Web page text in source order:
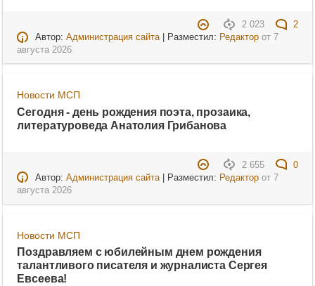
2 023
2
Автор: Администрация сайта| Разместил: Редакторот 7
августа 2026
Новости МСП
Сегодня - день рождения поэта, прозаика,
литературоведа Анатолия Грибанова
2 655
0
Автор: Администрация сайта| Разместил: Редакторот 7
августа 2026
Новости МСП
Поздравляем с юбилейным днем рождения
талантливого писателя и журналиста Сергея
Евсеева!